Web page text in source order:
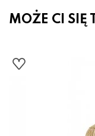
MOŻE CI SIĘ